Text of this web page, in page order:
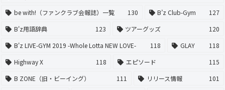
be with!（ファンクラブ会報誌）一覧
130 B’z Club-Gym
127
B'z用語辞典
123 ツアーグッズ
120
B'z LIVE-GYM 2019 -Whole Lotta NEW LOVE-
118 GLAY
118
Highway X
118 エピソード
115
B ZONE（旧・ビーイング）
111 リリース情報
101